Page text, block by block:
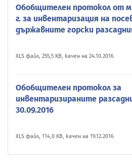
Обобщителен протокол от
г. за инвентаризация на
държавните горски
XLS файл, 255,5 KB, качен на 24.10.2016
Обобщителен протокол за
инвентаризираните
30.09.2016
XLS файл, 114,0 KB, качен на 19.12.2016